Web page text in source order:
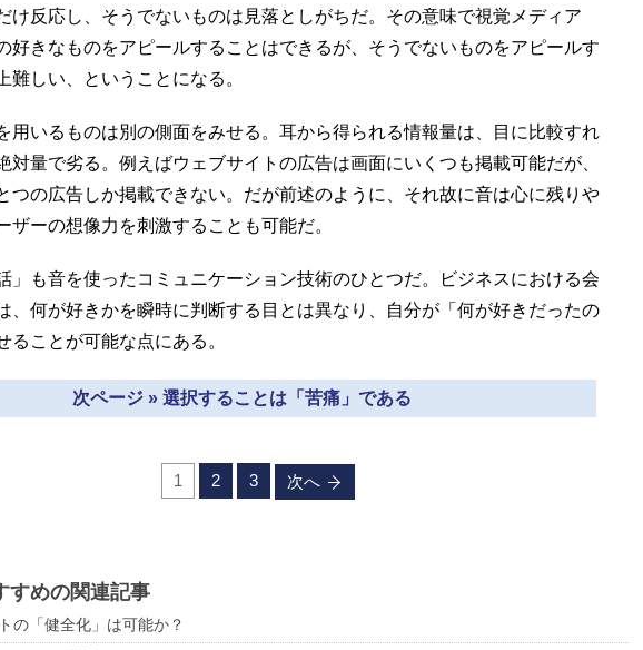
け反応し、そうでないものは見落としがちだ。その意味で視覚メディア
好きなものをアピールすることはできるが、そうでないものをアピールす
難しい、ということになる。
いるものは別の側面をみせる。耳から得られる情報量は、目に比較すれ
対量で劣る。例えばウェブサイトの広告は画面にいくつも掲載可能だが、
つの広告しか掲載できない。だが前述のように、それ故に音は心に残りや
ザーの想像力を刺激することも可能だ。
も音を使ったコミュニケーション技術のひとつだ。ビジネスにおける会
、何が好きかを瞬時に判断する目とは異なり、自分が「何が好きだったの
ることが可能な点にある。
次ページ » 選択することは「苦痛」である
1 2 3 次へ
すめの関連記事
の「健全化」は可能か？